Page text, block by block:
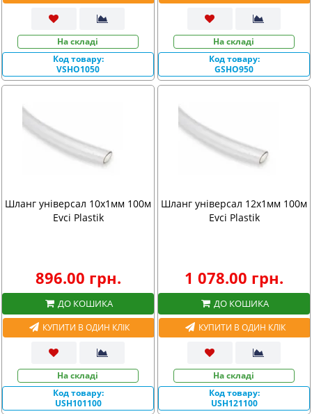
На складі
Код товару:
VSHO1050
На складі
Код товару:
GSHO950
Шланг універсал 10х1мм 100м
Evci Plastik
896.00 грн.
ДО КОШИКА
КУПИТИ В ОДИН КЛІК
На складі
Код товару:
USH101100
Шланг універсал 12х1мм 100м
Evci Plastik
1 078.00 грн.
ДО КОШИКА
КУПИТИ В ОДИН КЛІК
На складі
Код товару:
USH121100